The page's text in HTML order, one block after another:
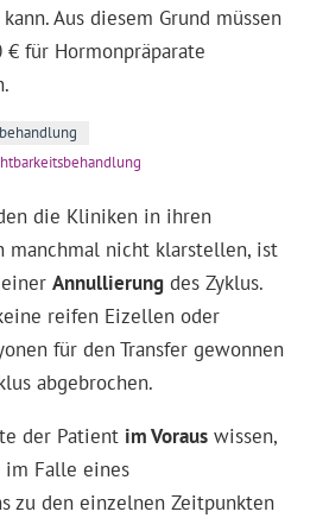
Aus diesem Grund müssen
für Hormonpräparate
die Kliniken in ihren
manchmal nicht klarstellen, ist
einerAnnullierung des Zyklus.
reifen Eizellen oder
für den Transfer gewonnen
abgebrochen.
der Patient im Voraus wissen,
Falle eines
zu den einzelnen Zeitpunkten